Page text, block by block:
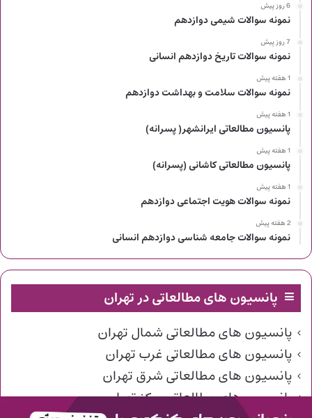
6 روز پیش
نمونه سوالات شیمی دوازدهم
7 روز پیش
نمونه سوالات تاریخ دوازدهم انسانی
1 هفته پیش
نمونه سوالات سلامت و بهداشت دوازدهم
1 هفته پیش
پانسیون مطالعاتی ایرانشهر( پسرانه)
1 هفته پیش
پانسیون مطالعاتی کاشانی (پسرانه)
1 هفته پیش
نمونه سوالات هویت اجتماعی دوازدهم
2 هفته پیش
نمونه سوالات جامعه شناسی دوازدهم انسانی
پانسیون های مطالعاتی در تهران
پانسیون های مطالعاتی شمال تهران
پانسیون های مطالعاتی غرب تهران
پانسیون های مطالعاتی شرق تهران
پانسیون های مطالعاتی مرکز تهران